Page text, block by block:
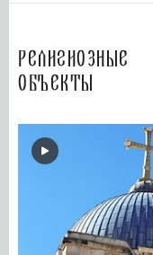
Религиозные
объекты